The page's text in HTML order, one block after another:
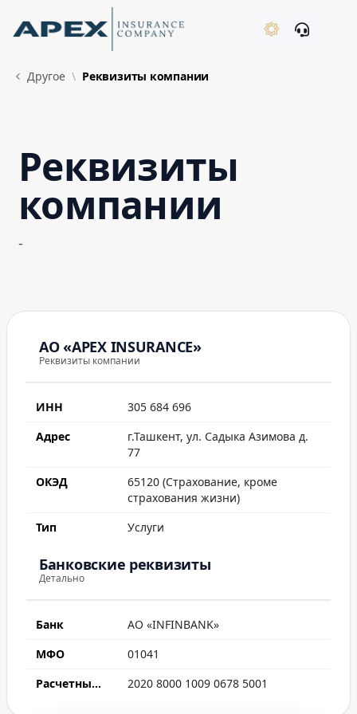
Skip to Main Content
Другое Реквизиты компании
Реквизиты
компании
-
АО «APEX INSURANCE»
Реквизиты компании
ИНН
305 684 696
Адрес
г.Ташкент, ул. Садыка Азимова д.
77
ОКЭД
65120 (Страхование, кроме
страхования жизни)
Тип
Услуги
Банковские реквизиты
Детально
Банк
АО «INFINBANK»
МФО
01041
Расчетный счет
2020 8000 1009 0678 5001
New
What's New